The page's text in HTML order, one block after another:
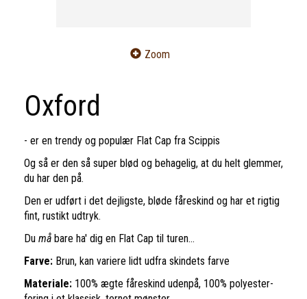
Zoom
Oxford
- er en trendy og populær Flat Cap fra Scippis
Og så er den så super blød og behagelig, at du helt glemmer,
du har den på.
Den er udført i det dejligste, bløde fåreskind og har et rigtig
fint, rustikt udtryk.
Du må bare ha' dig en Flat Cap til turen...
Farve: Brun, kan variere lidt udfra skindets farve
Materiale: 100% ægte fåreskind udenpå, 100% polyester-